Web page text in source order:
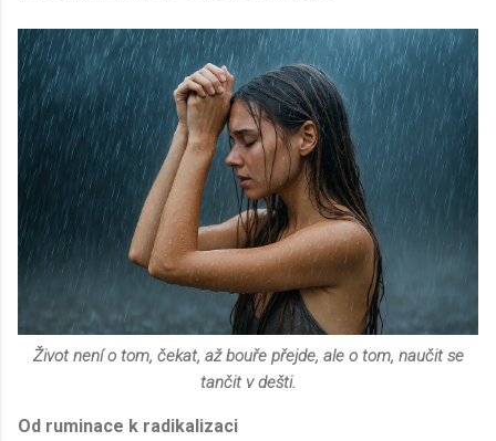
Život není o tom, čekat, až bouře přejde, ale o tom, naučit se
tančit v dešti.
Od ruminace k radikalizaci